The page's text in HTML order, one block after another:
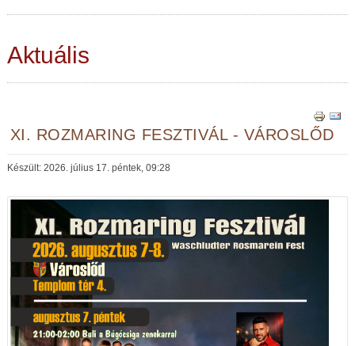
Aktuális
XI. ROZMARING FESZTIVÁL - VÁROSLŐD
Készült: 2026. július 17. péntek, 09:28